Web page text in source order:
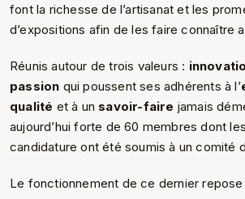
font la richesse de l’artisanat et les
d’expositions a­fin de les faire connaître
Réunis autour de trois valeurs :
passion qui poussent ses adhérents à l’
qualité et à un savoir-faire jamais
aujourd’hui forte de 60 membres dont
candidature ont été soumis à un comité
Le fonctionnement de ce dernier repose